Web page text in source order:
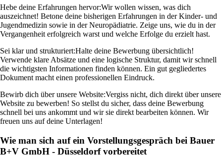
Hebe deine Erfahrungen hervor:Wir wollen wissen, was dich
auszeichnet! Betone deine bisherigen Erfahrungen in der Kinder- und
Jugendmedizin sowie in der Neuropädiatrie. Zeige uns, wie du in der
Vergangenheit erfolgreich warst und welche Erfolge du erzielt hast.
Sei klar und strukturiert:Halte deine Bewerbung übersichtlich!
Verwende klare Absätze und eine logische Struktur, damit wir schnell
die wichtigsten Informationen finden können. Ein gut gegliedertes
Dokument macht einen professionellen Eindruck.
Bewirb dich über unsere Website:Vergiss nicht, dich direkt über unsere
Website zu bewerben! So stellst du sicher, dass deine Bewerbung
schnell bei uns ankommt und wir sie direkt bearbeiten können. Wir
freuen uns auf deine Unterlagen!
Wie man sich auf ein Vorstellungsgespräch bei Bauer
B+V GmbH - Düsseldorf vorbereitet